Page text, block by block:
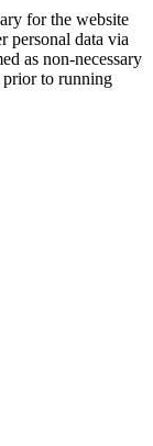
for the website
personal data via
as non-necessary
prior to running